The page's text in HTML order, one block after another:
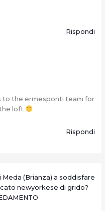
Rispondi
to the ermesponti team for
loft
Rispondi
(Brianza) a soddisfare
newyorkese di grido?